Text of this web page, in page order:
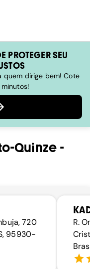
PROTEGER SEU
quem dirige bem! Cote
Quinze -
720
95930-
R.